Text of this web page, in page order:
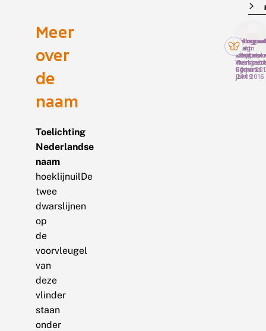
Meer
over
de
naam
Toelichting
Nederlandse
naam
hoeklijnuilDe
twee
dwarslijnen
op
de
voorvleugel
van
deze
vlinder
staan
onder
Huig
Bouter,
30 juni
2009
Luc
Egmond,
juni 2016
Martin
Scheper,
6 juni
Bert